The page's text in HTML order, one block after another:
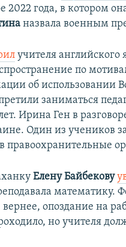
года, в котором
назвала военным
учителя английского
по
об использовании
заниматься
Ирина Ген в
Один из учеников
правоохранительные
Елену Байбекову
математику.
опоздание на
но учителя